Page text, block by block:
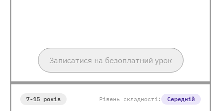
Записатися на безоплатний урок
7-15 років Рівень складності: Середній